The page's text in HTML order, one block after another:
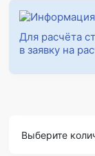
Для расчёта
в заявку на
Выберите